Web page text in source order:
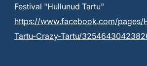
Festival "Hullunud Tartu"
https://www.facebook.com/pages/
Tartu-Crazy-Tartu/